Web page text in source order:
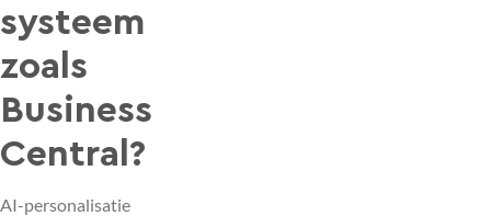
systeem
zoals
Business
Central?
AI-personalisatie